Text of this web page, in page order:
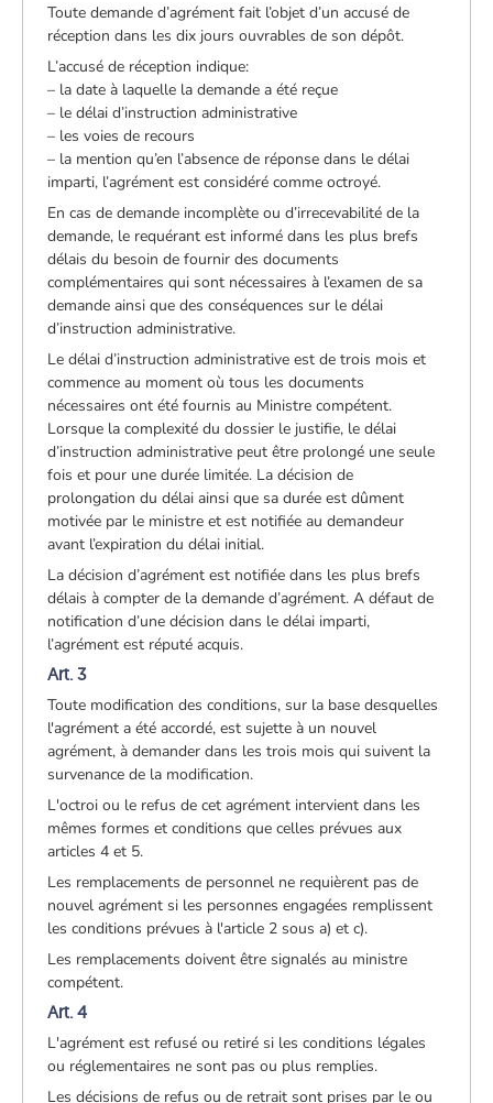
Toute demande d’agrément fait l’objet d’un accusé de
réception dans les dix jours ouvrables de son dépôt.
L’accusé de réception indique:
– la date à laquelle la demande a été reçue
– le délai d’instruction administrative
– les voies de recours
– la mention qu’en l’absence de réponse dans le délai
imparti, l’agrément est considéré comme octroyé.
En cas de demande incomplète ou d’irrecevabilité de la
demande, le requérant est informé dans les plus brefs
délais du besoin de fournir des documents
complémentaires qui sont nécessaires à l’examen de sa
demande ainsi que des conséquences sur le délai
d’instruction administrative.
Le délai d’instruction administrative est de trois mois et
commence au moment où tous les documents
nécessaires ont été fournis au Ministre compétent.
Lorsque la complexité du dossier le justifie, le délai
d’instruction administrative peut être prolongé une seule
fois et pour une durée limitée. La décision de
prolongation du délai ainsi que sa durée est dûment
motivée par le ministre et est notifiée au demandeur
avant l’expiration du délai initial.
La décision d’agrément est notifiée dans les plus brefs
délais à compter de la demande d’agrément. A défaut de
notification d’une décision dans le délai imparti,
l’agrément est réputé acquis.
Art. 3
Toute modification des conditions, sur la base desquelles
l'agrément a été accordé, est sujette à un nouvel
agrément, à demander dans les trois mois qui suivent la
survenance de la modification.
L'octroi ou le refus de cet agrément intervient dans les
mêmes formes et conditions que celles prévues aux
articles 4 et 5.
Les remplacements de personnel ne requièrent pas de
nouvel agrément si les personnes engagées remplissent
les conditions prévues à l'article 2 sous a) et c).
Les remplacements doivent être signalés au ministre
compétent.
Art. 4
L'agrément est refusé ou retiré si les conditions légales
ou réglementaires ne sont pas ou plus remplies.
Les décisions de refus ou de retrait sont prises par le ou